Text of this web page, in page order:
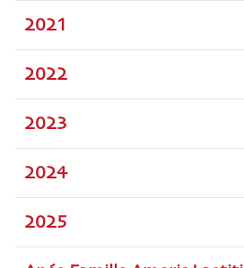
2021
2022
2023
2024
2025